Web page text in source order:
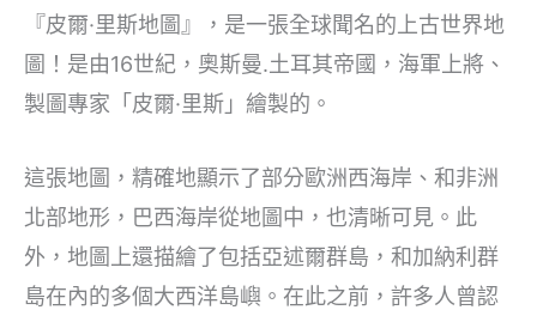
『皮爾·里斯地圖』，是一張全球聞名的上古世界地
圖！是由16世紀，奧斯曼.土耳其帝國，海軍上將、
製圖專家「皮爾·里斯」繪製的。
這張地圖，精確地顯示了部分歐洲西海岸、和非洲
北部地形，巴西海岸從地圖中，也清晰可見。此
外，地圖上還描繪了包括亞述爾群島，和加納利群
島在內的多個大西洋島嶼。在此之前，許多人曾認